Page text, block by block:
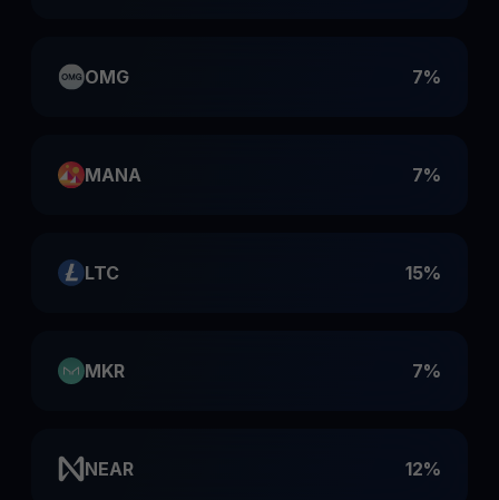
OMG 7%
MANA 7%
LTC 15%
MKR 7%
NEAR 12%